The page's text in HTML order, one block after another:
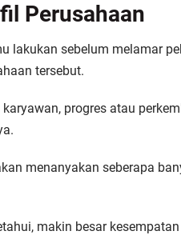
Perusahaan
lakukan sebelum melamar
tersebut.
progres atau
menanyakan seberapa
makin besar